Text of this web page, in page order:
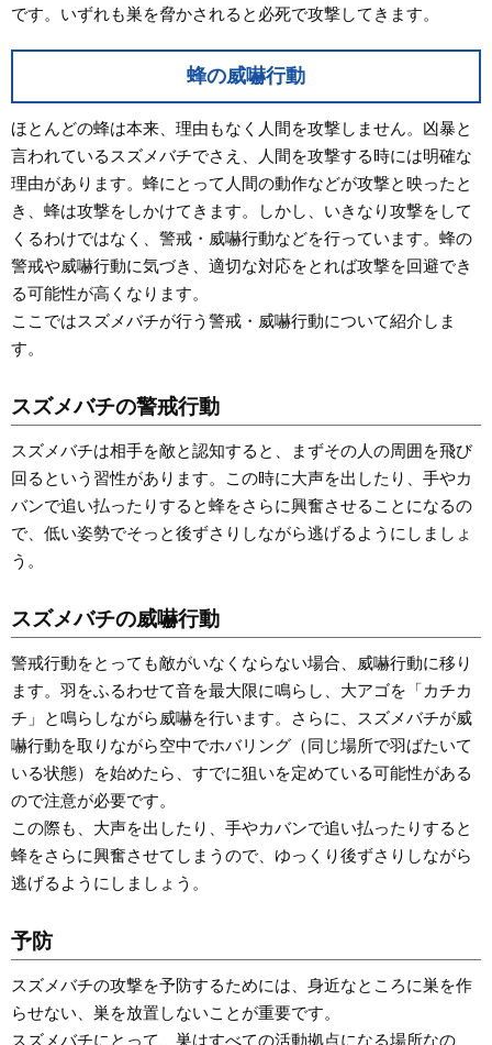
です。いずれも巣を脅かされると必死で攻撃してきます。
蜂の威嚇行動
ほとんどの蜂は本来、理由もなく人間を攻撃しません。凶暴と
言われているスズメバチでさえ、人間を攻撃する時には明確な
理由があります。蜂にとって人間の動作などが攻撃と映ったと
き、蜂は攻撃をしかけてきます。しかし、いきなり攻撃をして
くるわけではなく、警戒・威嚇行動などを行っています。蜂の
警戒や威嚇行動に気づき、適切な対応をとれば攻撃を回避でき
る可能性が高くなります。
ここではスズメバチが行う警戒・威嚇行動について紹介しま
す。
スズメバチの警戒行動
スズメバチは相手を敵と認知すると、まずその人の周囲を飛び
回るという習性があります。この時に大声を出したり、手やカ
バンで追い払ったりすると蜂をさらに興奮させることになるの
で、低い姿勢でそっと後ずさりしながら逃げるようにしましょ
う。
スズメバチの威嚇行動
警戒行動をとっても敵がいなくならない場合、威嚇行動に移り
ます。羽をふるわせて音を最大限に鳴らし、大アゴを「カチカ
チ」と鳴らしながら威嚇を行います。さらに、スズメバチが威
嚇行動を取りながら空中でホバリング（同じ場所で羽ばたいて
いる状態）を始めたら、すでに狙いを定めている可能性がある
ので注意が必要です。
この際も、大声を出したり、手やカバンで追い払ったりすると
蜂をさらに興奮させてしまうので、ゆっくり後ずさりしながら
逃げるようにしましょう。
予防
スズメバチの攻撃を予防するためには、身近なところに巣を作
らせない、巣を放置しないことが重要です。
スズメバチにとって、巣はすべての活動拠点になる場所なの